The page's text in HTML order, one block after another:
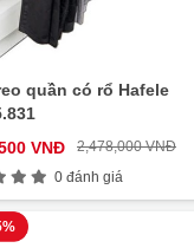
quần có rổ Hafele
VNĐ
2,478,000 VNĐ
0 đánh giá